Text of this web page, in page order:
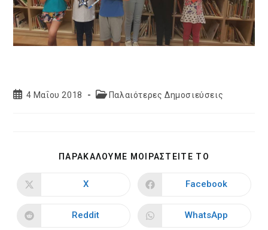
Post4 Μαΐου 2018
PostΠαλαιότερες Δημοσιεύσεις
ΠΑΡΑΚΑΛΟΥΜΕ ΜΟΙΡΑΣΤΕΙΤΕ ΤΟ
CONTENT
Opens
new
window
X
Opens
new
window
Facebook
Opens
Reddit
Opens
WhatsApp